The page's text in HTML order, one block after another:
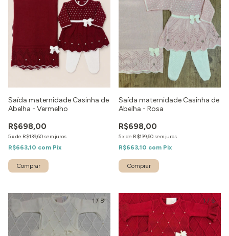
Saída maternidade Casinha de
Abelha - Vermelho
R$698,00
5xde R$139,60 sem juros
R$663,10 com Pix
Comprar
Saída maternidade Casinha de
Abelha - Rosa
R$698,00
5xde R$139,60 sem juros
R$663,10 com Pix
Comprar
1 / 8 1/6